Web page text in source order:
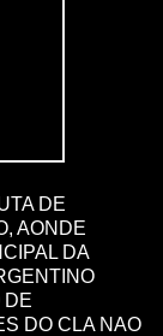
DE
AONDE
DA
DE
DO CLA NAO